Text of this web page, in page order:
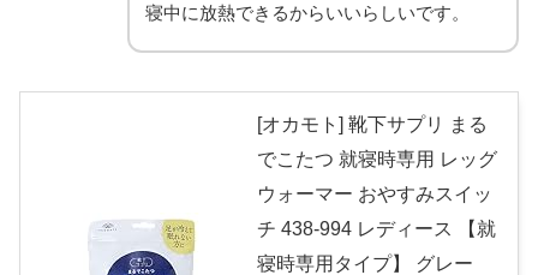
寝中に放熱できるからいいらしいです。
[オカモト] 靴下サプリ まる
でこたつ 就寝時専用 レッグ
ウォーマー おやすみスイッ
チ 438-994 レディース 【就
寝時専用タイプ】 グレー